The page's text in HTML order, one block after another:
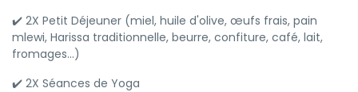
✔️ 2X Petit Déjeuner (miel, huile d'olive, œufs frais, pain
mlewi, Harissa traditionnelle, beurre, confiture, café, lait,
fromages...)
✔️ 2X Séances de Yoga